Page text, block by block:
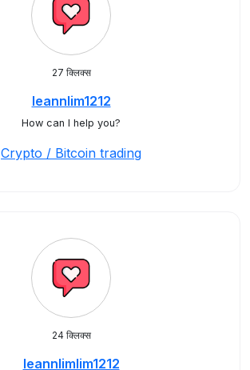
27 क्लिक्स
leannlim1212
How can I help you?
Crypto / Bitcoin trading
24 क्लिक्स
leannlimlim1212